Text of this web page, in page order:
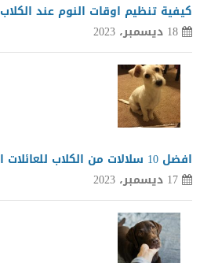
كيفية تنظيم اوقات النوم عند الكلاب
18 ديسمبر، 2023
افضل 10 سلالات من الكلاب للعائلات المشغولة
17 ديسمبر، 2023